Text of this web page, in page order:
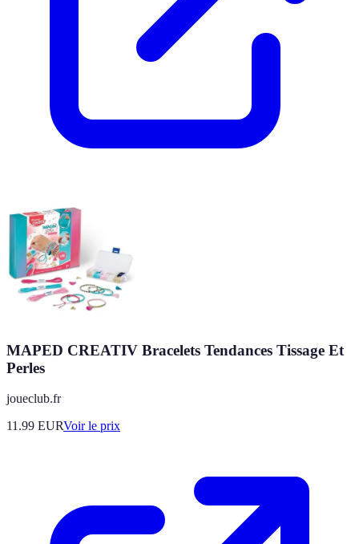
MAPED CREATIV Bracelets Tendances Tissage Et
Perles
joueclub.fr
11.99 EURVoir le prix